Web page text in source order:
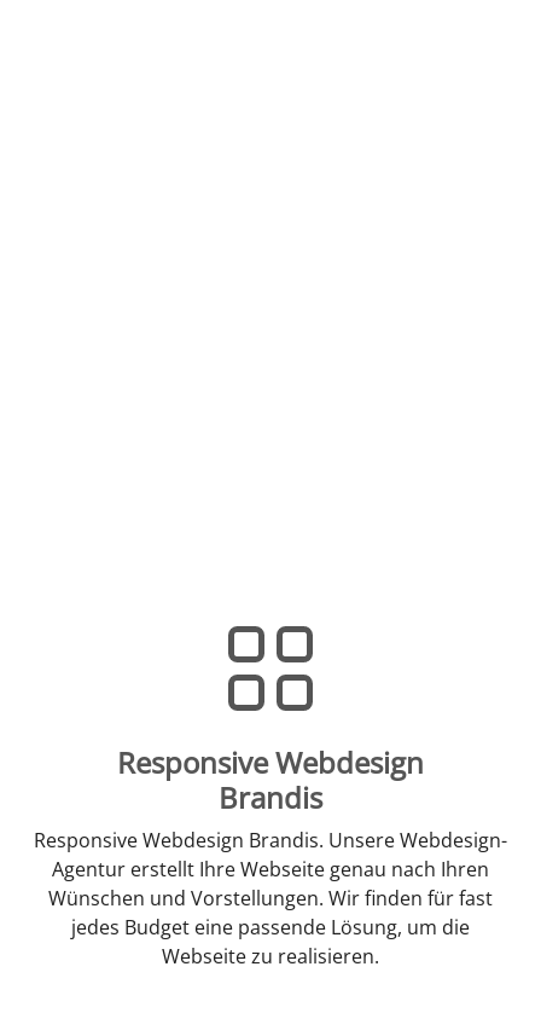
Responsive Webdesign
Brandis
Responsive Webdesign Brandis. Unsere Webdesign-
Agentur erstellt Ihre Webseite genau nach Ihren
Wünschen und Vorstellungen. Wir finden für fast
jedes Budget eine passende Lösung, um die
Webseite zu realisieren.